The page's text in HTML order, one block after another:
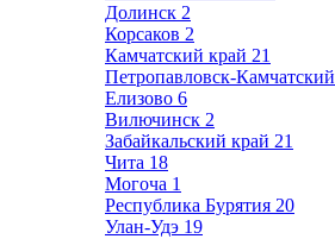
Долинск 2
Корсаков 2
Камчатский край 21
Петропавловск-Камчатский
Елизово 6
Вилючинск 2
Забайкальский край 21
Чита 18
Могоча 1
Республика Бурятия 20
Улан-Удэ 19